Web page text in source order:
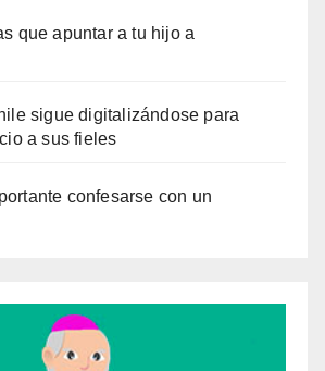
que apuntar a tu hijo a
sigue digitalizándose para
a sus fieles
confesarse con un